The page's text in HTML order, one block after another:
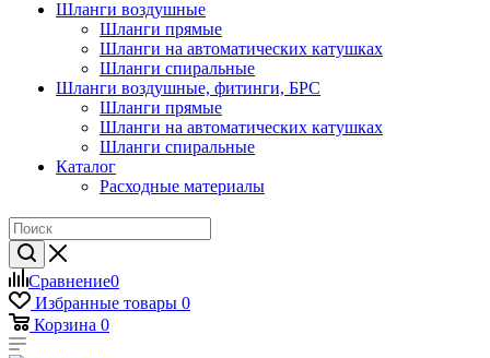
Шланги воздушные
Шланги прямые
Шланги на автоматических катушках
Шланги спиральные
Шланги воздушные, фитинги, БРС
Шланги прямые
Шланги на автоматических катушках
Шланги спиральные
Каталог
Расходные материалы
Сравнение0
Избранные товары 0
Корзина 0